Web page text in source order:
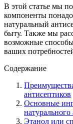
В этой статье мы
компоненты
натуральный
быту. Также мы
возможные
ваших
Содержание
антисептиков
Основные
натурального
Этанол или